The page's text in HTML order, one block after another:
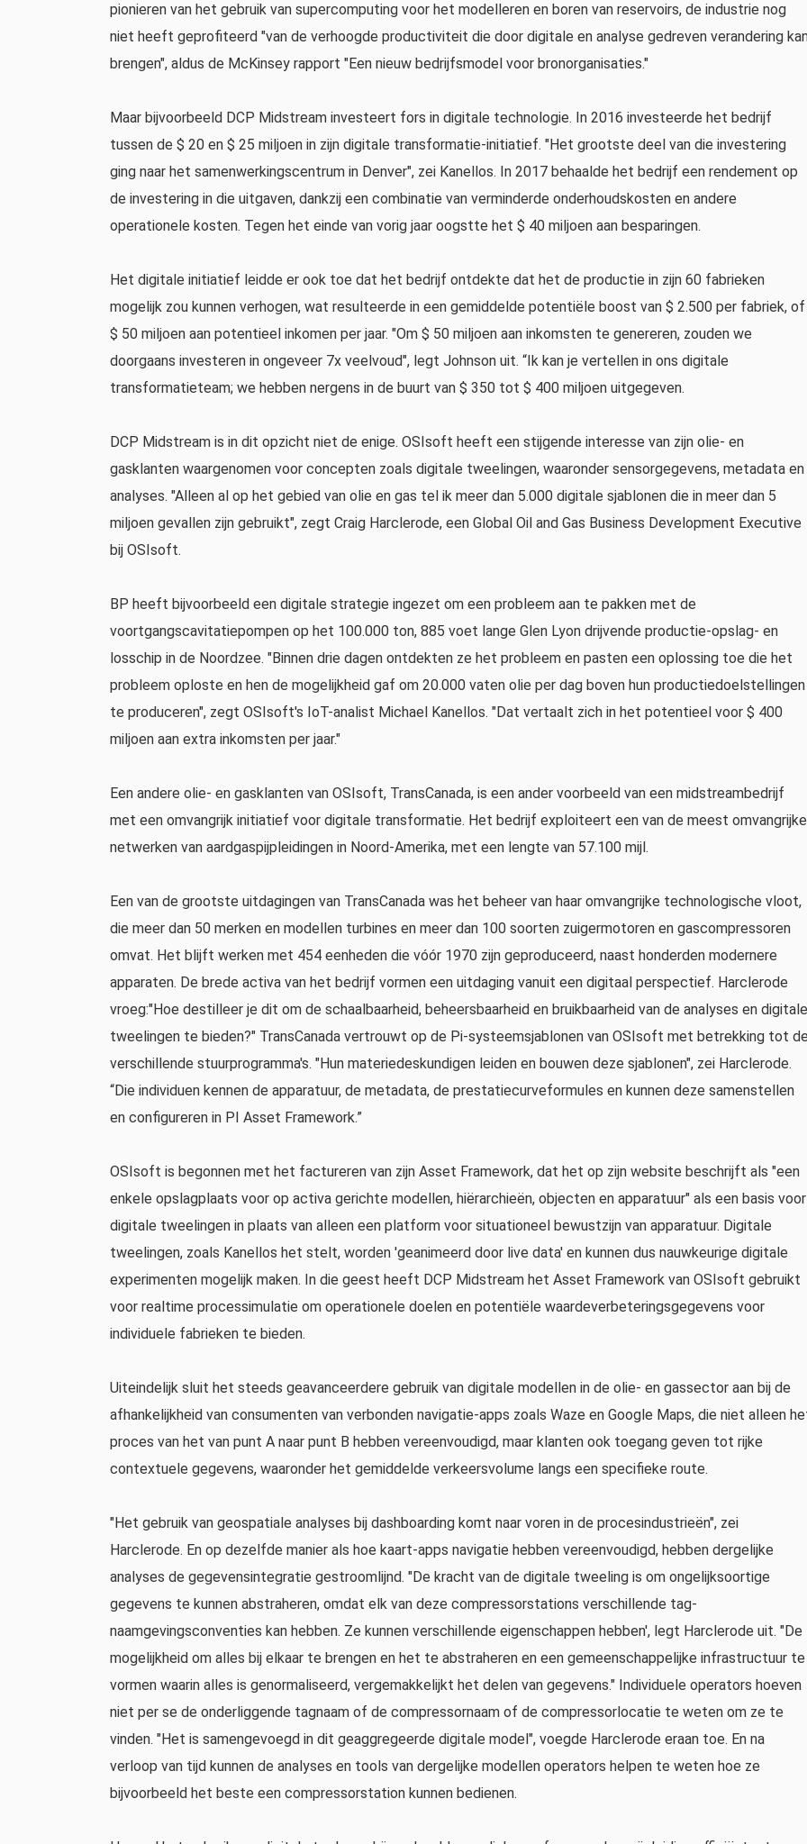
pionieren van het gebruik van supercomputing voor het modelleren en boren van reservoirs, de industrie nog
niet heeft geprofiteerd "van de verhoogde productiviteit die door digitale en analyse gedreven verandering
brengen", aldus de McKinsey rapport "Een nieuw bedrijfsmodel voor bronorganisaties."
Maar bijvoorbeeld DCP Midstream investeert fors in digitale technologie. In 2016 investeerde het bedrijf
tussen de $ 20 en $ 25 miljoen in zijn digitale transformatie-initiatief. "Het grootste deel van die investering
ging naar het samenwerkingscentrum in Denver", zei Kanellos. In 2017 behaalde het bedrijf een rendement op
de investering in die uitgaven, dankzij een combinatie van verminderde onderhoudskosten en andere
operationele kosten. Tegen het einde van vorig jaar oogstte het $ 40 miljoen aan besparingen.
Het digitale initiatief leidde er ook toe dat het bedrijf ontdekte dat het de productie in zijn 60 fabrieken
mogelijk zou kunnen verhogen, wat resulteerde in een gemiddelde potentiële boost van $ 2.500 per fabriek, of
$ 50 miljoen aan potentieel inkomen per jaar. "Om $ 50 miljoen aan inkomsten te genereren, zouden we
doorgaans investeren in ongeveer 7x veelvoud", legt Johnson uit. “Ik kan je vertellen in ons digitale
transformatieteam; we hebben nergens in de buurt van $ 350 tot $ 400 miljoen uitgegeven.
DCP Midstream is in dit opzicht niet de enige. OSIsoft heeft een stijgende interesse van zijn olie- en
gasklanten waargenomen voor concepten zoals digitale tweelingen, waaronder sensorgegevens, metadata en
analyses. "Alleen al op het gebied van olie en gas tel ik meer dan 5.000 digitale sjablonen die in meer dan 5
miljoen gevallen zijn gebruikt", zegt Craig Harclerode, een Global Oil and Gas Business Development Executive
bij OSIsoft.
BP heeft bijvoorbeeld een digitale strategie ingezet om een ​​probleem aan te pakken met de
voortgangscavitatiepompen op het 100.000 ton, 885 voet lange Glen Lyon drijvende productie-opslag- en
losschip in de Noordzee. "Binnen drie dagen ontdekten ze het probleem en pasten een oplossing toe die het
probleem oploste en hen de mogelijkheid gaf om 20.000 vaten olie per dag boven hun productiedoelstellingen
te produceren", zegt OSIsoft's IoT-analist Michael Kanellos. "Dat vertaalt zich in het potentieel voor $ 400
miljoen aan extra inkomsten per jaar."
Een andere olie- en gasklanten van OSIsoft, TransCanada, is een ander voorbeeld van een midstreambedrijf
met een omvangrijk initiatief voor digitale transformatie. Het bedrijf exploiteert een van de meest omvangrijke
netwerken van aardgaspijpleidingen in Noord-Amerika, met een lengte van 57.100 mijl.
Een van de grootste uitdagingen van TransCanada was het beheer van haar omvangrijke technologische vloot,
die meer dan 50 merken en modellen turbines en meer dan 100 soorten zuigermotoren en gascompressoren
omvat. Het blijft werken met 454 eenheden die vóór 1970 zijn geproduceerd, naast honderden modernere
apparaten. De brede activa van het bedrijf vormen een uitdaging vanuit een digitaal perspectief. Harclerode
vroeg:"Hoe destilleer je dit om de schaalbaarheid, beheersbaarheid en bruikbaarheid van de analyses en digitale
tweelingen te bieden?" TransCanada vertrouwt op de Pi-systeemsjablonen van OSIsoft met betrekking tot
verschillende stuurprogramma's. "Hun materiedeskundigen leiden en bouwen deze sjablonen", zei Harclerode.
“Die individuen kennen de apparatuur, de metadata, de prestatiecurveformules en kunnen deze samenstellen
en configureren in PI Asset Framework.”
OSIsoft is begonnen met het factureren van zijn Asset Framework, dat het op zijn website beschrijft als "een
enkele opslagplaats voor op activa gerichte modellen, hiërarchieën, objecten en apparatuur" als een basis voor
digitale tweelingen in plaats van alleen een platform voor situationeel bewustzijn van apparatuur. Digitale
tweelingen, zoals Kanellos het stelt, worden 'geanimeerd door live data' en kunnen dus nauwkeurige digitale
experimenten mogelijk maken. In die geest heeft DCP Midstream het Asset Framework van OSIsoft gebruikt
voor realtime processimulatie om operationele doelen en potentiële waardeverbeteringsgegevens voor
individuele fabrieken te bieden.
Uiteindelijk sluit het steeds geavanceerdere gebruik van digitale modellen in de olie- en gassector aan bij de
afhankelijkheid van consumenten van verbonden navigatie-apps zoals Waze en Google Maps, die niet alleen
proces van het van punt A naar punt B hebben vereenvoudigd, maar klanten ook toegang geven tot rijke
contextuele gegevens, waaronder het gemiddelde verkeersvolume langs een specifieke route.
"Het gebruik van geospatiale analyses bij dashboarding komt naar voren in de procesindustrieën", zei
Harclerode. En op dezelfde manier als hoe kaart-apps navigatie hebben vereenvoudigd, hebben dergelijke
analyses de gegevensintegratie gestroomlijnd. "De kracht van de digitale tweeling is om ongelijksoortige
gegevens te kunnen abstraheren, omdat elk van deze compressorstations verschillende tag-
naamgevingsconventies kan hebben. Ze kunnen verschillende eigenschappen hebben', legt Harclerode uit. "De
mogelijkheid om alles bij elkaar te brengen en het te abstraheren en een gemeenschappelijke infrastructuur te
vormen waarin alles is genormaliseerd, vergemakkelijkt het delen van gegevens." Individuele operators hoeven
niet per se de onderliggende tagnaam of de compressornaam of de compressorlocatie te weten om ze te
vinden. "Het is samengevoegd in dit geaggregeerde digitale model", voegde Harclerode eraan toe. En na
verloop van tijd kunnen de analyses en tools van dergelijke modellen operators helpen te weten hoe ze
bijvoorbeeld het beste een compressorstation kunnen bedienen.